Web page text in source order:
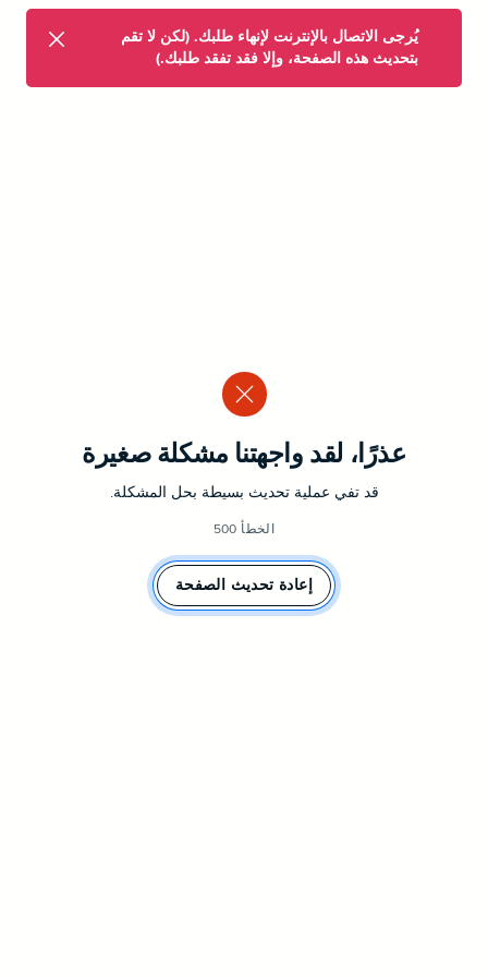
يُرجى الاتصال بالإنترنت لإنهاء طلبك. (لكن لا تقم
بتحديث هذه الصفحة، وإلا فقد تفقد طلبك.)
عذرًا، لقد واجهتنا مشكلة صغيرة
قد تفي عملية تحديث بسيطة بحل المشكلة.
الخطأ 500
إعادة تحديث الصفحة